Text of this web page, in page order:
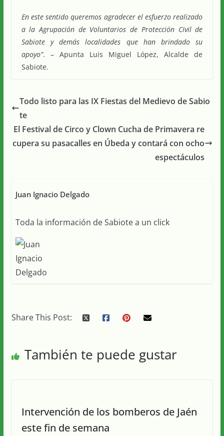
En este sentido queremos agradecer el esfuerzo realizado
a la Agrupación de Voluntarios de Protección Civil de
Sabiote y demás localidades que han brindado su
apoyo”. – Apunta Luis Miguel López, Alcalde de
Sabiote.
Todo listo para las IX Fiestas del Medievo de Sabio
te
El Festival de Circo y Clown Cucha de Primavera re
cupera su pasacalles en Úbeda y contará con ocho
espectáculos
Juan Ignacio Delgado
Toda la información de Sabiote a un click
Share This Post:
También te puede gustar
Intervención de los bomberos de Jaén
este fin de semana